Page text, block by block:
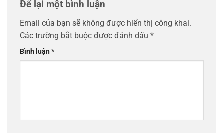
Để lại một bình luận
Email của bạn sẽ không được hiển thị công khai.
Các trường bắt buộc được đánh dấu *
Bình luận*